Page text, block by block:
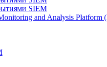
SIEM
and Analysis